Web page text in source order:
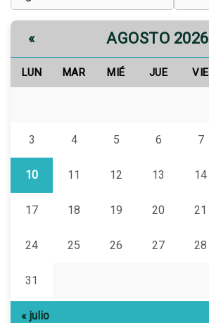
« AGOSTO 2026
LUN MAR MIÉ JUE VIE
3 4 5 6 7
10 11 12 13 14
17 18 19 20 21
24 25 26 27 28
31
« julio